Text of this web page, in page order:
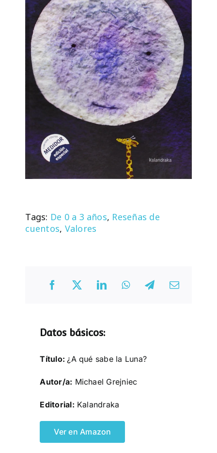
Tags: De 0 a 3 años, Reseñas de
cuentos, Valores
Datos básicos:
Título: ¿A qué sabe la Luna?
Autor/a: Michael Grejniec
Editorial: Kalandraka
Ver en Amazon